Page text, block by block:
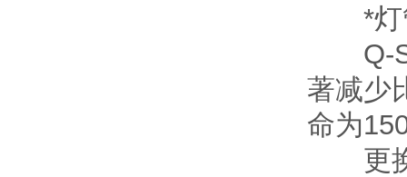
*灯
Q-
著减少
命为
更换